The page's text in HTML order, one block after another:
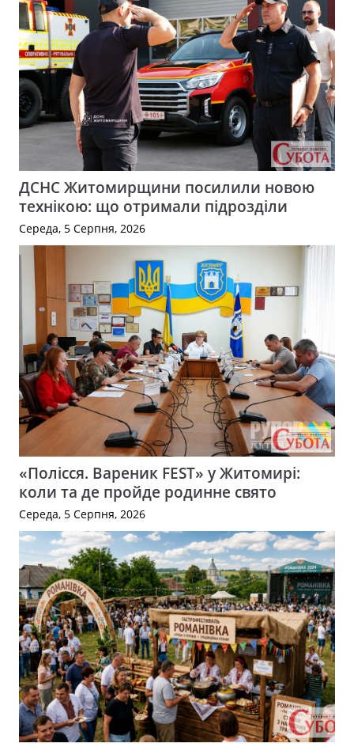
ДСНС Житомирщини посилили новою
технікою: що отримали підрозділи
Середа, 5 Серпня, 2026
«Полісся. Вареник FEST» у Житомирі:
коли та де пройде родинне свято
Середа, 5 Серпня, 2026